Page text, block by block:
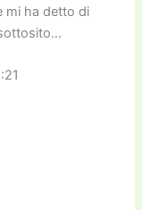
mi ha detto di